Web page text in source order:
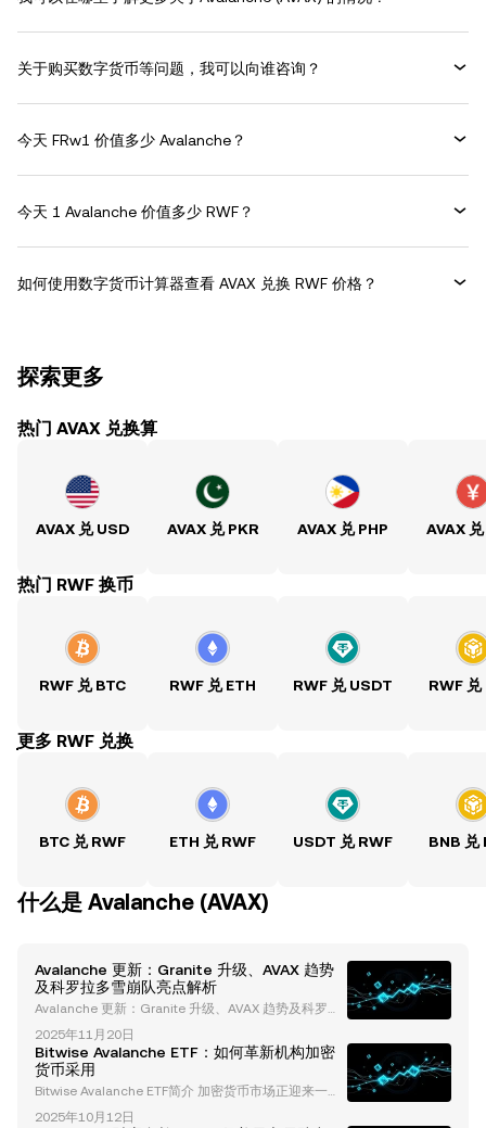
关于购买数字货币等问题，我可以向谁咨询？
今天 FRw1 价值多少 Avalanche？
今天 1 Avalanche 价值多少 RWF？
如何使用数字货币计算器查看 AVAX 兑换 RWF 价格？
探索更多
热门 AVAX 兑换算
AVAX 兑 USD AVAX 兑 PKR AVAX 兑 PHP AVAX
热门 RWF 换币
RWF 兑 BTC RWF 兑 ETH RWF 兑 USDT RWF 兑
ִִִִִִִִִִִִִִִִִִִִִִִִִִִִִִִִִִִִִִִִִִִִִִִִ更多 RWF 兑换
BTC 兑 RWF ETH 兑 RWF USDT 兑 RWF BNB 兑
什么是 Avalanche (AVAX)
Avalanche 更新：Granite 升级、AVAX 趋势
及科罗拉多雪崩队亮点解析
Avalanche 更新：Granite 升级、AVAX 趋势及科罗拉
多雪崩队亮点解析 Avalanche 生态系统持续成为焦
点，将区块链技术与职业冰球世界紧密相连。从开创性
的 Granite 升级到最新的 AVAX 代币趋势，再到科罗拉
多雪崩队的赛季表现，这篇更新涵盖了您需要了解的一
切。 Avalanche Granite 升级：革新区块链技术 Avala
nche 网络推出了 Granite 升
2025年11月20日
Bitwise Avalanche ETF：如何革新机构加密
货币采用
Bitwise Avalanche ETF简介 加密货币市场正迎来一个
关键时刻，Bitwise提出了Avalanche ETF的申请。Bitw
2025年10月12日